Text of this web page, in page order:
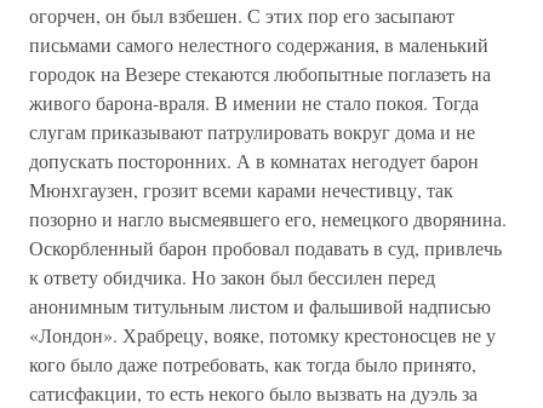
огорчен, он был взбешен. С этих пор его засыпают
письмами самого нелестного содержания, в маленький
городок на Везере стекаются любопытные поглазеть на
живого барона-враля. В имении не стало покоя. Тогда
слугам приказывают патрулировать вокруг дома и не
допускать посторонних. А в комнатах негодует барон
Мюнхгаузен, грозит всеми карами нечестивцу, так
позорно и нагло высмеявшего его, немецкого дворянина.
Оскорбленный барон пробовал подавать в суд, привлечь
к ответу обидчика. Но закон был бессилен перед
анонимным титульным листом и фальшивой надписью
«Лондон». Храбрецу, вояке, потомку крестоносцев не у
кого было даже потребовать, как тогда было принято,
сатисфакции, то есть некого было вызвать на дуэль за